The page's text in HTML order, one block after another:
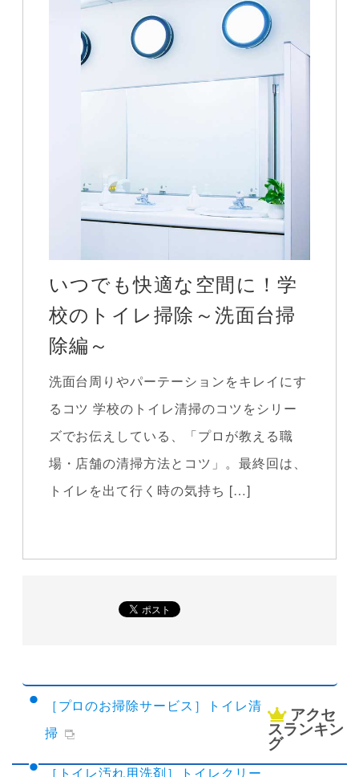
いつでも快適な空間に！学
校のトイレ掃除～洗面台掃
除編～
洗面台周りやパーテーションをキレイにす
るコツ 学校のトイレ清掃のコツをシリー
ズでお伝えしている、「プロが教える職
場・店舗の清掃方法とコツ」。最終回は、
トイレを出て行く時の気持ち […]
［プロのお掃除サービス］トイレ清
掃
［トイレ汚れ用洗剤］トイレクリー
アクセ
スランキン
グ